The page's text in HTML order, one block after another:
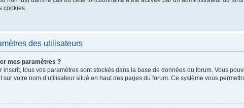
cookies.
des utilisateurs
mes paramètres ?
inscrit, tous vos paramètres sont stockés dans la base de données du forum. Vous
votre nom d’utilisateur situé en haut des pages du forum. Ce système vous